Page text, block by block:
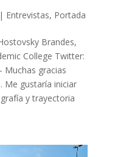
| Entrevistas, Portada
Brandes,
College Twitter:
Muchas gracias
Me gustaría iniciar
y trayectoria